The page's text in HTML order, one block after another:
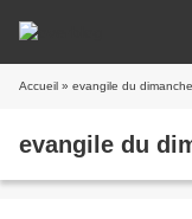
Accueil » evangile du dimanche
evangile du